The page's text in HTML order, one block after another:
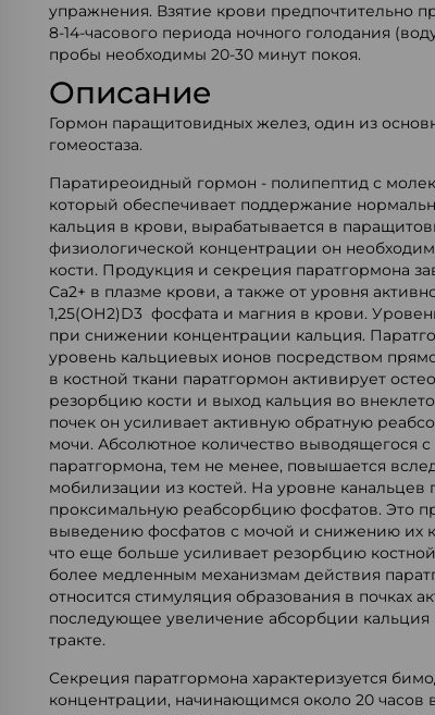
упражнения. Взятие крови предпочтительно
8-14-часового периода ночного голодания
пробы необходимы 20-30 минут покоя.
Описание
Гормон паращитовидных желез, один из
гомеостаза.
Паратиреоидный гормон - полипептид с
который обеспечивает поддержание
кальция в крови, вырабатывается в
физиологической концентрации он
кости. Продукция и секреция паратгормона
Сa2+ в плазме крови, а также от уровня
1,25(ОН2)D3 фосфата и магния в крови.
при снижении концентрации кальция.
уровень кальциевых ионов посредством
в костной ткани паратгормон активирует
резорбцию кости и выход кальция во
почек он усиливает активную обратную
мочи. Абсолютное количество выводящегося
паратгормона, тем не менее, повышается
мобилизации из костей. На уровне канальцев
проксимальную реабсорбцию фосфатов. Это
выведению фосфатов с мочой и снижению их
что еще больше усиливает резорбцию
более медленным механизмам действия
относится стимуляция образования в почках
последующее увеличение абсорбции
тракте.
Секреция паратгормона характеризуется
концентрации, начинающимся около 20 часов